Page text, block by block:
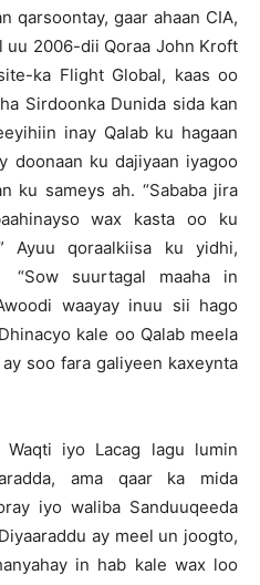
qarsoontay, gaar ahaan CIA,
uu 2006-dii Qoraa John Kroft
ka Flight Global, kaas oo
Sirdoonka Dunida sida kan
inay Qalab ku hagaan
doonaan ku dajiyaan iyagoo
ku sameys ah. “Sababa jira
wax kasta oo ku
Ayuu qoraalkiisa ku yidhi,
“Sow suurtagal maaha in
waayay inuu sii hago
kale oo Qalab meela
soo fara galiyeen kaxeynta
iyo Lacag lagu lumin
ama qaar ka mida
iyo waliba Sanduuqeeda
ay meel un joogto,
in hab kale wax loo